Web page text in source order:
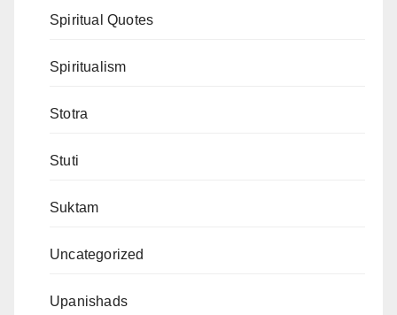
Spiritual Quotes
Spiritualism
Stotra
Stuti
Suktam
Uncategorized
Upanishads